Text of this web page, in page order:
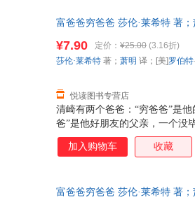
创造出了《思考致富?女性版》
用女性自身的特点，勇敢地追
骤，为当代女性开辟了独特的
富爸爸穷爸爸 莎伦·莱希特 著
清崎有两个爸爸：“穷爸爸”是
爸”是他好朋友的父亲，一个没
爸爸”为他设计的人生道路：上
初期。直到1977年，清崎亲眼
然不同的金钱观和财富观：穷
¥7.90 定价： ¥25.00 (3.16折)
悦读图书专营店
莎伦·莱希特 著； 萧明 译；[美]罗伯特
加入购物车 收藏
富爸爸穷爸爸 莎伦·莱希特 著